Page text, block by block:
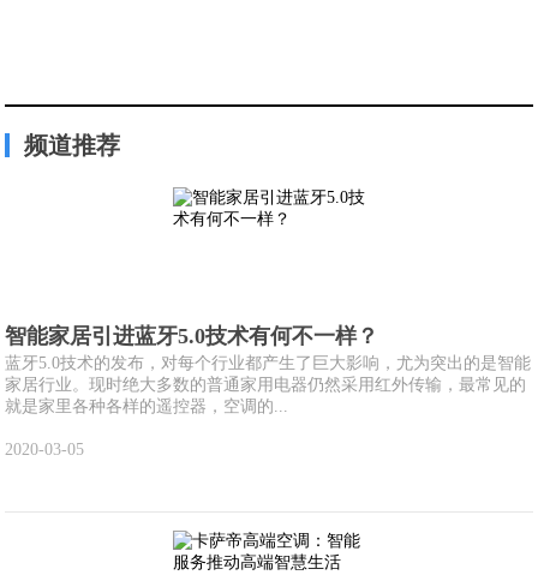
频道推荐
智能家居引进蓝牙5.0技术有何不一样？
蓝牙5.0技术的发布，对每个行业都产生了巨大影响，尤为突出的是智能
家居行业。现时绝大多数的普通家用电器仍然采用红外传输，最常见的
就是家里各种各样的遥控器，空调的...
2020-03-05